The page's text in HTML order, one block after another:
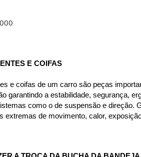
E COIFAS
e coifas de um carro são peças
garantindo a estabilidade, segurança,
como o de suspensão e
extremas de movimento, calor,